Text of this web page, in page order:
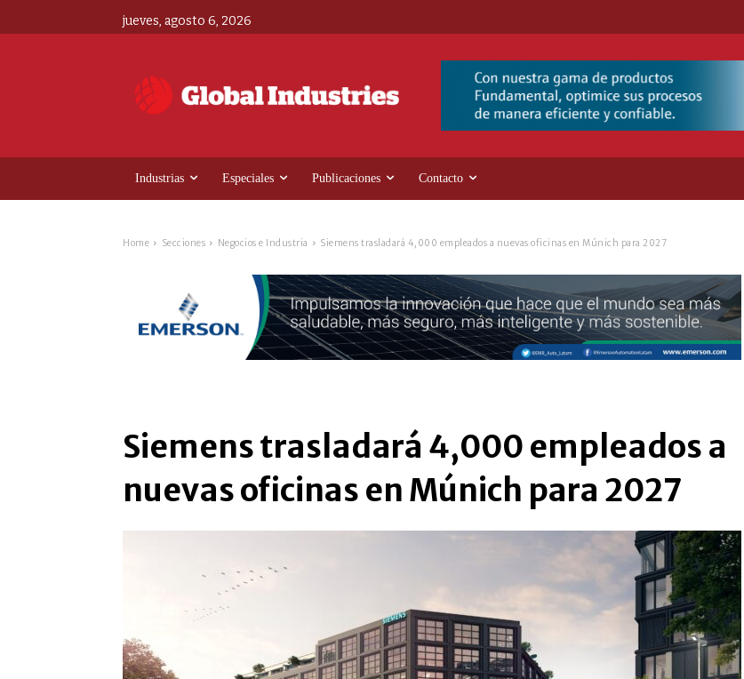
jueves, agosto 6, 2026
Industrias Especiales Publicaciones Contacto
Home Secciones Negocios e Industria Siemens trasladará 4,000 empleados a nuevas oficinas en Múnich para 2027
Siemens trasladará 4,000 empleados a
nuevas oficinas en Múnich para 2027